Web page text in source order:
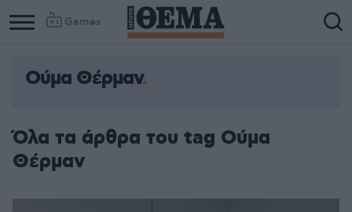
Games
Ούμα Θέρμαν
Όλα τα άρθρα του tag Ούμα
Θέρμαν